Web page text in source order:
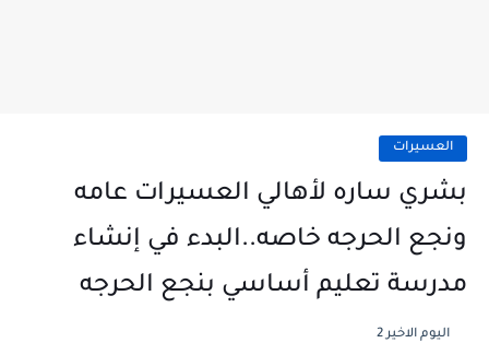
العسيرات
بشري ساره لأهالي العسيرات عامه
ونجع الحرجه خاصه..البدء في إنشاء
مدرسة تعليم أساسي بنجع الحرجه
اليوم الاخير 2